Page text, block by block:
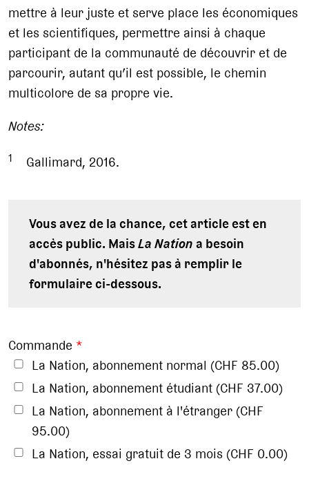
mettre à leur juste et serve place les économiques
et les scientifiques, permettre ainsi à chaque
participant de la communauté de découvrir et de
parcourir, autant qu’il est possible, le chemin
multicolore de sa propre vie.
Notes:
1 Gallimard, 2016.
Vous avez de la chance, cet article est en
accès public. MaisLa Nationa besoin
d'abonnés, n'hésitez pas à remplir le
formulaire ci-dessous.
Commande *
La Nation, abonnement normal (CHF 85.00)
La Nation, abonnement étudiant (CHF 37.00)
La Nation, abonnement à l'étranger (CHF
95.00)
La Nation, essai gratuit de 3 mois (CHF 0.00)